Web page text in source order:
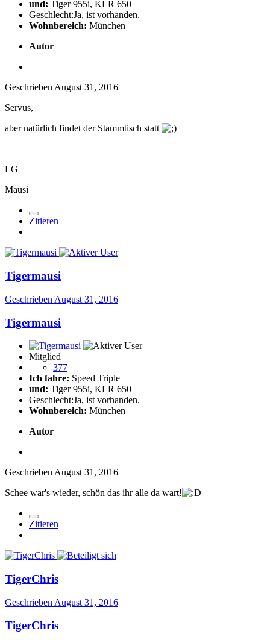
und: Tiger 955i, KLR 650
Geschlecht:Ja, ist vorhanden.
Wohnbereich: München
Autor
Geschrieben August 31, 2016
Servus,
aber natürlich findet der Stammtisch statt
LG
Mausi
Zitieren
Tigermausi
Geschrieben August 31, 2016
Tigermausi
Mitglied
377
Ich fahre: Speed Triple
und: Tiger 955i, KLR 650
Geschlecht:Ja, ist vorhanden.
Wohnbereich: München
Autor
Geschrieben August 31, 2016
Schee war's wieder, schön das ihr alle da wart!
Zitieren
TigerChris
Geschrieben August 31, 2016
TigerChris